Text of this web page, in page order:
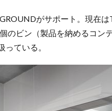
がサポート。現在
のビン（製品を納めるコン
ている。